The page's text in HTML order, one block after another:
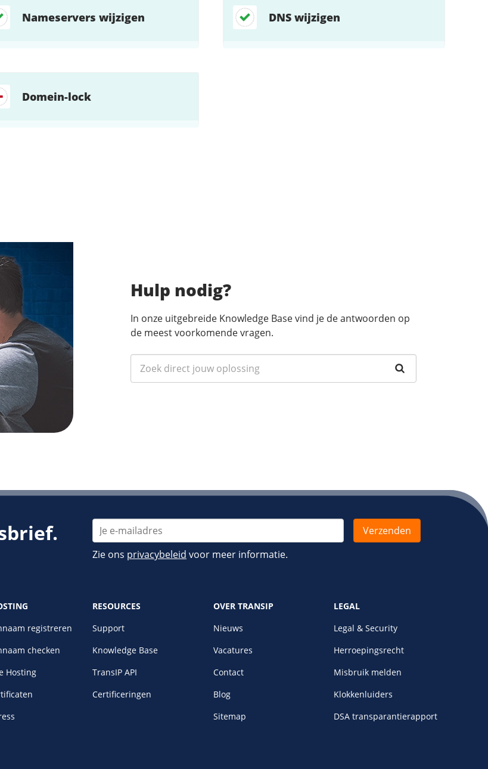
Nameservers wijzigen DNS wijzigen
Domein-lock
Hulp nodig?
In onze uitgebreide Knowledge Base vind je de antwoorden op
de meest voorkomende vragen.
Zie ons privacybeleid voor meer informatie.
registreren
checken
Hosting
RESOURCES
Support
Knowledge Base
TransIP API
Certificeringen
OVER TRANSIP
Nieuws
Vacatures
Contact
Blog
Sitemap
LEGAL
Legal & Security
Herroepingsrecht
Misbruik melden
Klokkenluiders
DSA transparantierapport